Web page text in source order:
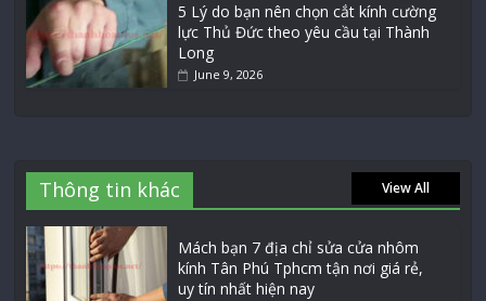
5 Lý do bạn nên chọn cắt kính cường
lực Thủ Đức theo yêu cầu tại Thành
Long
June 9, 2026
Thông tin khác View All
Mách bạn 7 địa chỉ sửa cửa nhôm
kính Tân Phú Tphcm tận nơi giá rẻ,
uy tín nhất hiện nay